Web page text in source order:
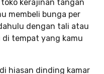
kerajinan tangan
membeli bunga per
dengan tali atau
tempat yang kamu
hiasan dinding kamar